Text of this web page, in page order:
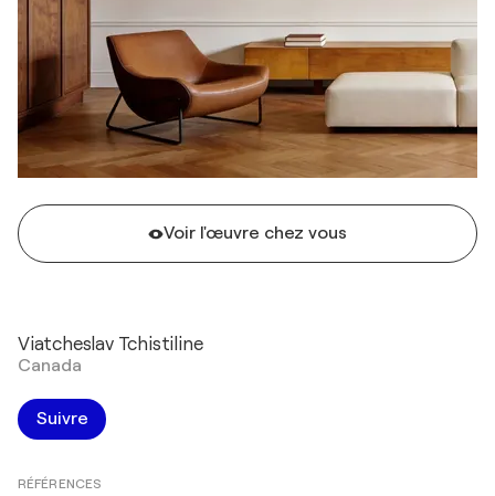
Voir l'œuvre chez vous
Viatcheslav Tchistiline
Canada
Suivre
RÉFÉRENCES